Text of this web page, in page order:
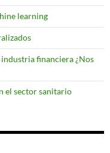
learning
financiera ¿Nos
el sector sanitario